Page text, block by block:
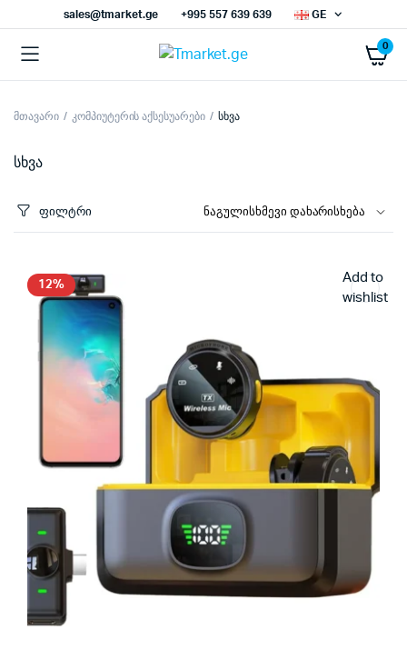
sales@tmarket.ge +995 557 639 639 GE
0
მთავარი კომპიუტერის აქსესუარები სხვა
სხვა
ფილტრი
12%
Add to
wishlist